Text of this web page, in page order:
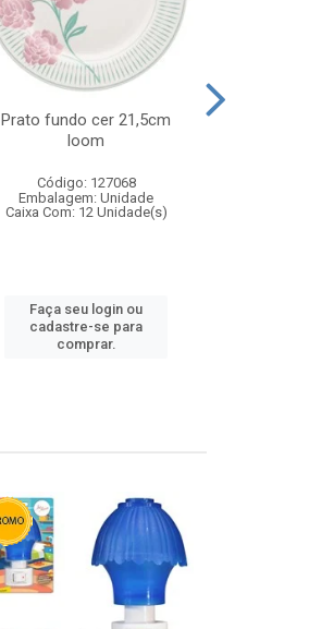
Prato fundo cer 21,5cm
loom
Código: 127068
Embalagem: Unidade
Caixa Com: 12 Unidade(s)
Faça seu login ou
cadastre-se para
comprar.